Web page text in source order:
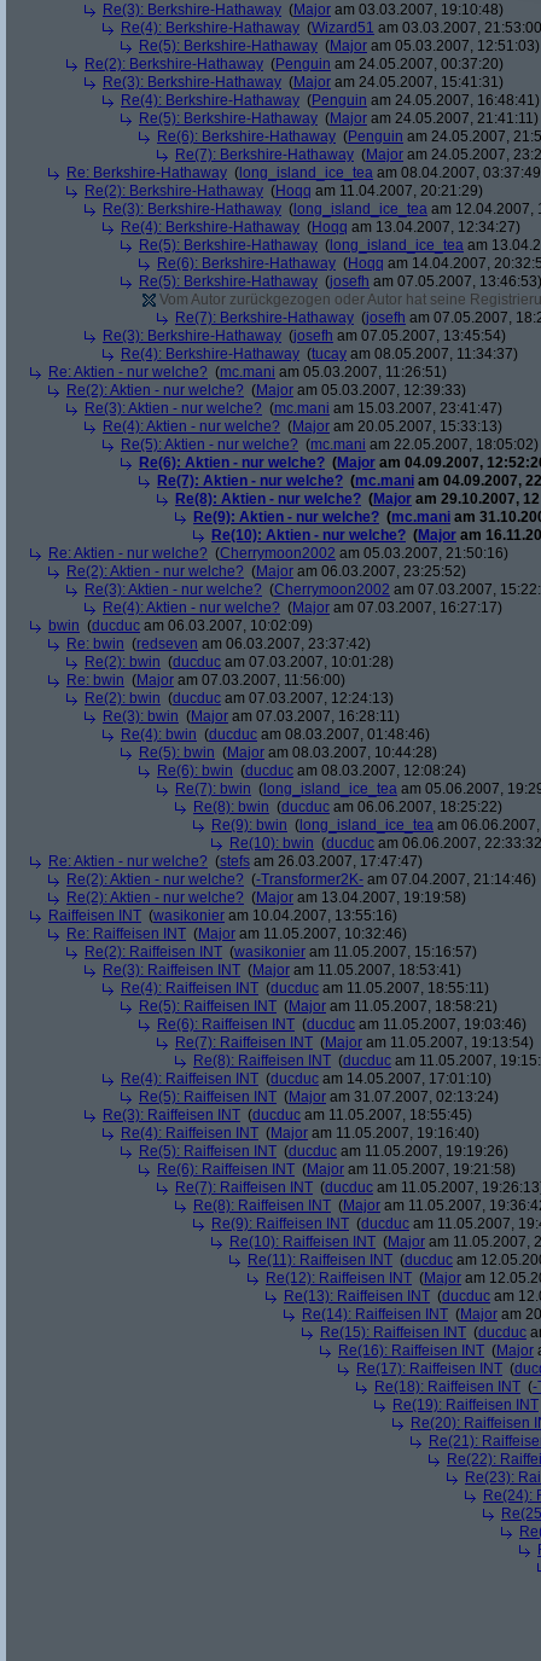
Re(3): Berkshire-Hathaway (Major am 03.03.2007, 19:10:48)
Re(4): Berkshire-Hathaway (Wizard51 am 03.03.2007,
Re(5): Berkshire-Hathaway (Major am 05.03.2007, 12:51:03)
Re(2): Berkshire-Hathaway (Penguin am 24.05.2007, 00:37:20)
Re(3): Berkshire-Hathaway (Major am 24.05.2007, 15:41:31)
Re(4): Berkshire-Hathaway (Penguin am 24.05.2007, 16:48:41)
Re(5): Berkshire-Hathaway (Major am 24.05.2007, 21:41:11)
Re(6): Berkshire-Hathaway (Penguin am 24.05.2007,
Re(7): Berkshire-Hathaway (Major am 24.05.2007,
Re: Berkshire-Hathaway ( long_island_ice_tea am 08.04.2007,
Re(2): Berkshire-Hathaway (Hoqq am 11.04.2007, 20:21:29)
Re(3): Berkshire-Hathaway ( long_island_ice_tea am 12.04.2007,
Re(4): Berkshire-Hathaway (Hoqq am 13.04.2007, 12:34:27)
Re(5): Berkshire-Hathaway ( long_island_ice_tea am
Re(6): Berkshire-Hathaway (Hoqq am 14.04.2007,
Re(5): Berkshire-Hathaway (josefh am 07.05.2007, 13:46:53)
Vom Autor zurückgezogen oder Autor hat seine
Re(7): Berkshire-Hathaway (josefh am 07.05.2007,
Re(3): Berkshire-Hathaway (josefh am 07.05.2007, 13:45:54)
Re(4): Berkshire-Hathaway (tucay am 08.05.2007, 11:34:37)
Re: Aktien - nur welche? (mc.mani am 05.03.2007, 11:26:51)
Re(2): Aktien - nur welche? (Major am 05.03.2007, 12:39:33)
Re(3): Aktien - nur welche? (mc.mani am 15.03.2007, 23:41:47)
Re(4): Aktien - nur welche? (Major am 20.05.2007, 15:33:13)
Re(5): Aktien - nur welche? (mc.mani am 22.05.2007, 18:05:02)
Re(6): Aktien - nur welche? (Major am 04.09.2007,
Re(7): Aktien - nur welche? (mc.mani am 04.09.2007,
Re(8): Aktien - nur welche? (Major am 29.10.2007,
Re(9): Aktien - nur welche? (mc.mani am
Re(10): Aktien - nur welche? (Major am
Re: Aktien - nur welche? (Cherrymoon2002 am 05.03.2007, 21:50:16)
Re(2): Aktien - nur welche? (Major am 06.03.2007, 23:25:52)
Re(3): Aktien - nur welche? (Cherrymoon2002 am 07.03.2007,
Re(4): Aktien - nur welche? (Major am 07.03.2007, 16:27:17)
bwin (ducduc am 06.03.2007, 10:02:09)
Re: bwin (redseven am 06.03.2007, 23:37:42)
Re(2): bwin (ducduc am 07.03.2007, 10:01:28)
Re: bwin (Major am 07.03.2007, 11:56:00)
Re(2): bwin (ducduc am 07.03.2007, 12:24:13)
Re(3): bwin (Major am 07.03.2007, 16:28:11)
Re(4): bwin (ducduc am 08.03.2007, 01:48:46)
Re(5): bwin (Major am 08.03.2007, 10:44:28)
Re(6): bwin (ducduc am 08.03.2007, 12:08:24)
Re(7): bwin ( long_island_ice_tea am 05.06.2007,
Re(8): bwin (ducduc am 06.06.2007, 18:25:22)
Re(9): bwin ( long_island_ice_tea am
Re(10): bwin (ducduc am 06.06.2007,
Re: Aktien - nur welche? (stefs am 26.03.2007, 17:47:47)
Re(2): Aktien - nur welche? (-Transformer2K- am 07.04.2007, 21:14:46)
Re(2): Aktien - nur welche? (Major am 13.04.2007, 19:19:58)
Raiffeisen INT (wasikonier am 10.04.2007, 13:55:16)
Re: Raiffeisen INT (Major am 11.05.2007, 10:32:46)
Re(2): Raiffeisen INT (wasikonier am 11.05.2007, 15:16:57)
Re(3): Raiffeisen INT (Major am 11.05.2007, 18:53:41)
Re(4): Raiffeisen INT (ducduc am 11.05.2007, 18:55:11)
Re(5): Raiffeisen INT (Major am 11.05.2007, 18:58:21)
Re(6): Raiffeisen INT (ducduc am 11.05.2007, 19:03:46)
Re(7): Raiffeisen INT (Major am 11.05.2007, 19:13:54)
Re(8): Raiffeisen INT (ducduc am 11.05.2007,
Re(4): Raiffeisen INT (ducduc am 14.05.2007, 17:01:10)
Re(5): Raiffeisen INT (Major am 31.07.2007, 02:13:24)
Re(3): Raiffeisen INT (ducduc am 11.05.2007, 18:55:45)
Re(4): Raiffeisen INT (Major am 11.05.2007, 19:16:40)
Re(5): Raiffeisen INT (ducduc am 11.05.2007, 19:19:26)
Re(6): Raiffeisen INT (Major am 11.05.2007, 19:21:58)
Re(7): Raiffeisen INT (ducduc am 11.05.2007,
Re(8): Raiffeisen INT (Major am 11.05.2007,
Re(9): Raiffeisen INT (ducduc am 11.05.2007,
Re(10): Raiffeisen INT (Major am 11.05.2007,
Re(11): Raiffeisen INT (ducduc am
Re(12): Raiffeisen INT (Major am
Re(13): Raiffeisen INT (ducduc am
Re(14): Raiffeisen INT (Major am
Re(15): Raiffeisen INT (ducduc
Re(16): Raiffeisen INT (Major
Re(17): Raiffeisen INT (
Re(18): Raiffeisen INT (-
Re(19): Raiffeisen INT
Re(20): Raiffeisen
Re(21):
Re(22):
Re(23):
Re(24):